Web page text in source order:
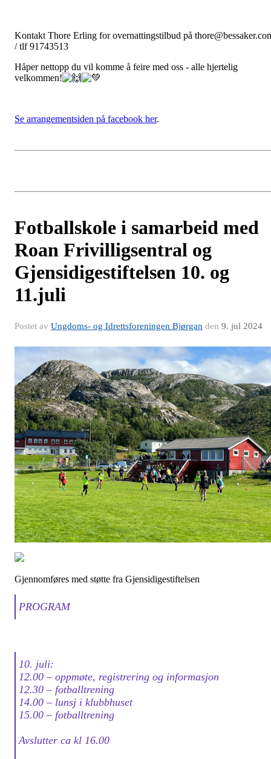
Kontakt Thore Erling for overnattingstilbud på
/ tlf 91743513
Håper nettopp du vil komme å feire med oss - alle hjertelig
velkommen!
Se arrangementsiden på facebook her.
Fotballskole i samarbeid med
Roan Frivilligsentral og
Gjensidigestiftelsen 10. og
11.juli
Postet av Ungdoms- og Idrettsforeningen Bjørgan den 9. jul 2024
Gjennomføres med støtte fra Gjensidigestiftelsen
PROGRAM
10. juli:
12.00 – oppmøte, registrering og informasjon
12.30 – fotballtrening
14.00 – lunsj i klubbhuset
15.00 – fotballtrening
Avslutter ca kl 16.00